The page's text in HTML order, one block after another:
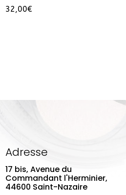
32,00€
Adresse
17 bis, Avenue du
Commandant l'Herminier,
44600 Saint-Nazaire